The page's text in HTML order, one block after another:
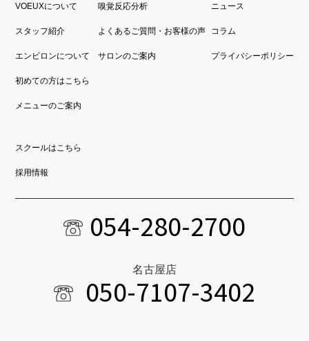
VOEUXについて
スタッフ紹介
エンビロンについて
初めての方はこちら
メニューのご案内
スクールはこちら
採用情報
嗅覚反応分析
よくあるご質問・お客様の声
サロンのご案内
ニュース
コラム
プライバシーポリシー
054-280-2700
名古屋店
050-7107-3402